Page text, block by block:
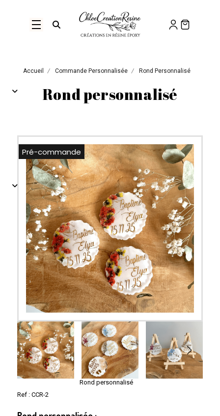
Ouvrir la recherche
Accueil Commande Personnalisée Rond Personnalisé
Rond personnalisé
Pré-commande
Rond personnalisé
Ref : CCR-2